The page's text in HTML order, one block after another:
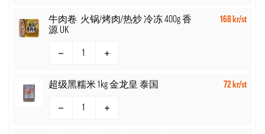
牛肉卷 火锅/烤肉/热炒 冷冻 400g 香
源 UK
168 kr/st
超级黑糯米 1kg 金龙皇 泰国 72 kr/st